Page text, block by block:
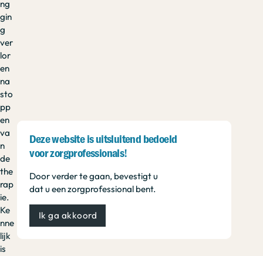
ng
gin
g
ver
lor
en
na
sto
pp
en
va
n
de
the
rap
ie.
Ke
nne
lijk
is
Deze website is uitsluitend bedoeld
voor zorgprofessionals!
Door verder te gaan, bevestigt u
dat u een zorgprofessional bent.
Ik ga akkoord